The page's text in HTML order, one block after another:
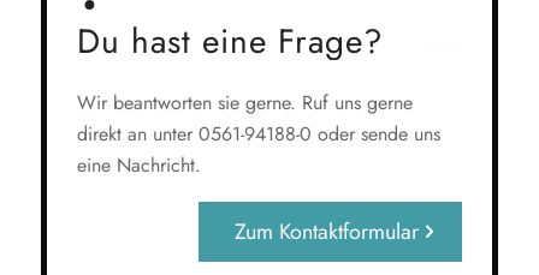
Du hast eine Frage?
Wir beantworten sie gerne. Ruf uns gerne
direkt an unter 0561-94188-0 oder sende uns
eine Nachricht.
Zum Kontaktformular